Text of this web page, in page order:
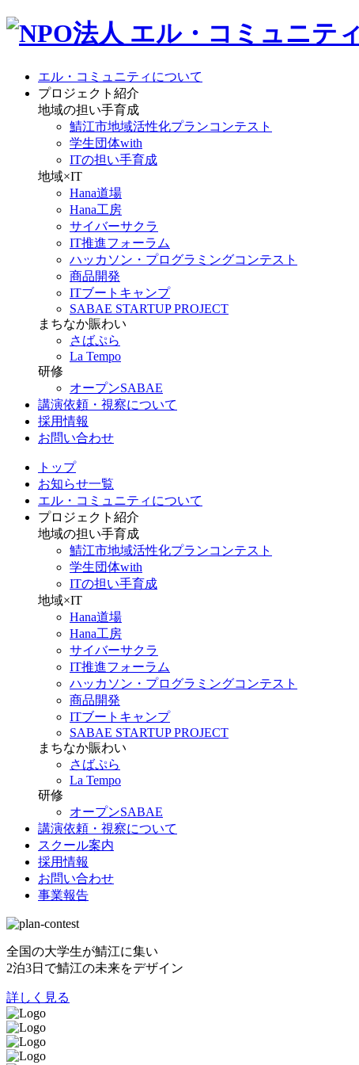
エル・コミュニティについて
プロジェクト紹介
地域の担い手育成
鯖江市地域活性化プランコンテスト
学生団体with
ITの担い手育成
地域×IT
Hana道場
Hana工房
サイバーサクラ
IT推進フォーラム
ハッカソン・プログラミングコンテスト
商品開発
ITブートキャンプ
SABAE STARTUP PROJECT
まちなか賑わい
さばぷら
La Tempo
研修
オープンSABAE
講演依頼・視察について
採用情報
お問い合わせ
トップ
お知らせ一覧
エル・コミュニティについて
プロジェクト紹介
地域の担い手育成
鯖江市地域活性化プランコンテスト
学生団体with
ITの担い手育成
地域×IT
Hana道場
Hana工房
サイバーサクラ
IT推進フォーラム
ハッカソン・プログラミングコンテスト
商品開発
ITブートキャンプ
SABAE STARTUP PROJECT
まちなか賑わい
さばぷら
La Tempo
研修
オープンSABAE
講演依頼・視察について
スクール案内
採用情報
お問い合わせ
事業報告
全国の大学生が鯖江に集い
2泊3日で鯖江の未来をデザイン
詳しく見る